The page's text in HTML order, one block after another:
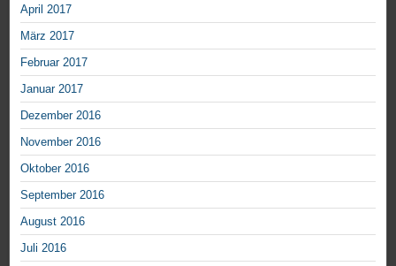
April 2017
März 2017
Februar 2017
Januar 2017
Dezember 2016
November 2016
Oktober 2016
September 2016
August 2016
Juli 2016